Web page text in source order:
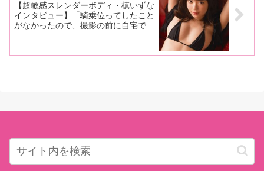
【超敏感スレンダーボディ・槙いずな
インタビュー】「騎乗位ってしたこと
がなかったので、撮影の前に自宅でぬ
くなってくれるのってこんなにうれし